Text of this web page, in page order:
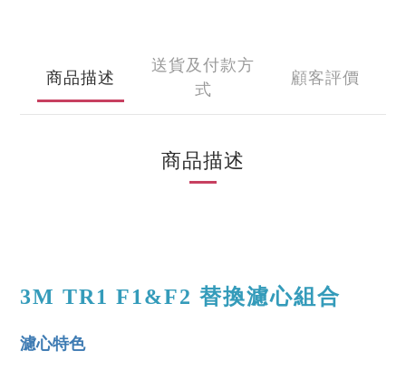
商品描述
送貨及付款方
式
顧客評價
商品描述
3M TR1 F1&F2 替換濾心組合
濾心特色